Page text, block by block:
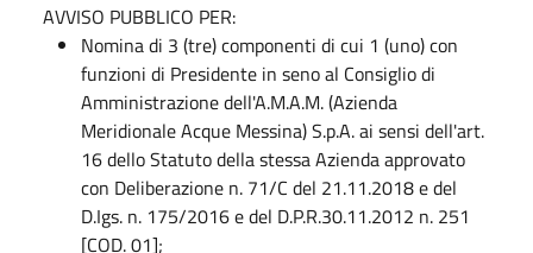
AVVISO PUBBLICO PER:
Nomina di 3 (tre) componenti di cui 1 (uno) con
funzioni di Presidente in seno al Consiglio di
Amministrazione dell'A.M.A.M. (Azienda
Meridionale Acque Messina) S.p.A. ai sensi dell'art.
16 dello Statuto della stessa Azienda approvato
con Deliberazione n. 71/C del 21.11.2018 e del
D.Igs. n. 175/2016 e del D.P.R.30.11.2012 n. 251
[COD. 01];